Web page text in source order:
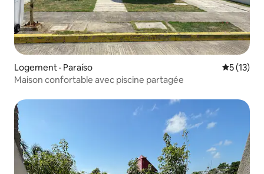
Logement · Paraíso Note
5 (13)
Maison confortable avec piscine partagée